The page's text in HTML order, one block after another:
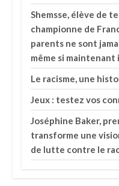
Shemsse, élève de
championne de
parents ne sont
même si maintenant
Le racisme, une
Jeux : testez vos
Joséphine Baker,
transforme une
de lutte contre le